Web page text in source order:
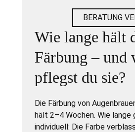
BERATUNG
Wie lange hält
Färbung – und
pflegst du sie?
Die Färbung von
hält 2–4 Wochen. Wie lange
individuell: Die Farbe